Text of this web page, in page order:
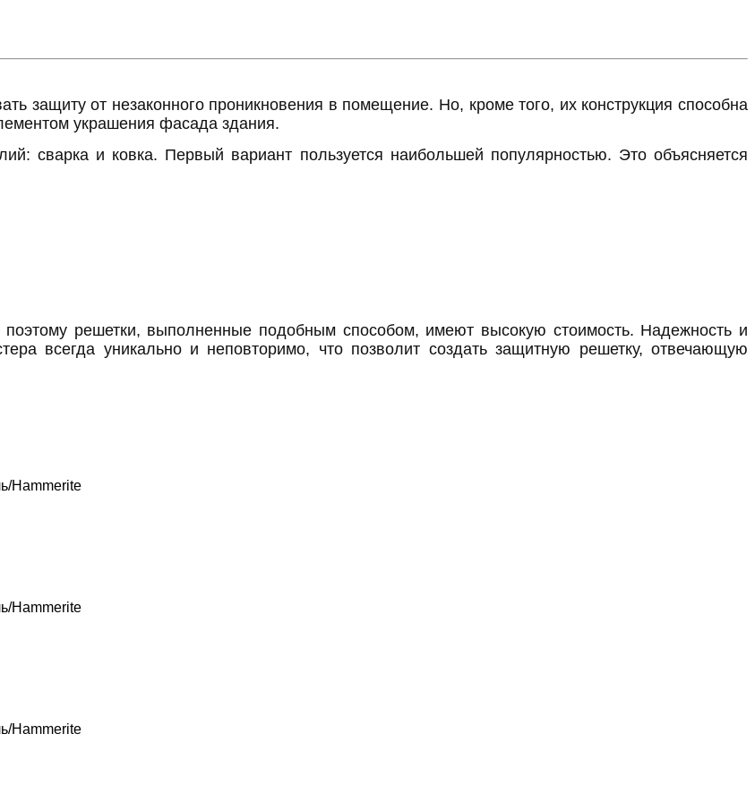
защиту от незаконного проникновения в помещение. Но, кроме того, их конструкция способна
украшения фасада здания.
сварка и ковка. Первый вариант пользуется наибольшей популярностью. Это объясняется
решетки, выполненные подобным способом, имеют высокую стоимость. Надежность и
всегда уникально и неповторимо, что позволит создать защитную решетку, отвечающую
Hammerite
Hammerite
Hammerite